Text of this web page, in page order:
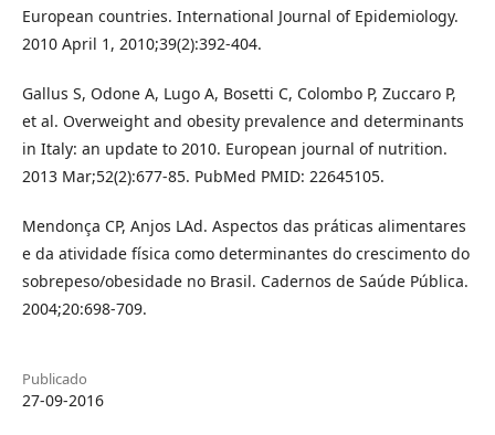
European countries. International Journal of Epidemiology.
2010 April 1, 2010;39(2):392-404.
Gallus S, Odone A, Lugo A, Bosetti C, Colombo P, Zuccaro P,
et al. Overweight and obesity prevalence and determinants
in Italy: an update to 2010. European journal of nutrition.
2013 Mar;52(2):677-85. PubMed PMID: 22645105.
Mendonça CP, Anjos LAd. Aspectos das práticas alimentares
e da atividade física como determinantes do crescimento do
sobrepeso/obesidade no Brasil. Cadernos de Saúde Pública.
2004;20:698-709.
Publicado
27-09-2016